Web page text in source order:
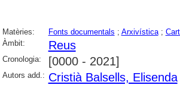
Matèries: Fonts documentals ; Arxivística;
Àmbit:
Reus
Cronologia: [0000 - 2021]
Autors add.: Cristià Balsells, Elisenda